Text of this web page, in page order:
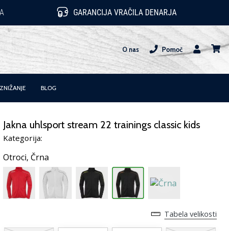
GARANCIJA VRAČILA DENARJA
O nas
Pomoč
Uporabnik
ZNIŽANJE BLOG
Jakna uhlsport stream 22 trainings classic kids
Kategorija:
Otroci, Črna
Tabela velikosti